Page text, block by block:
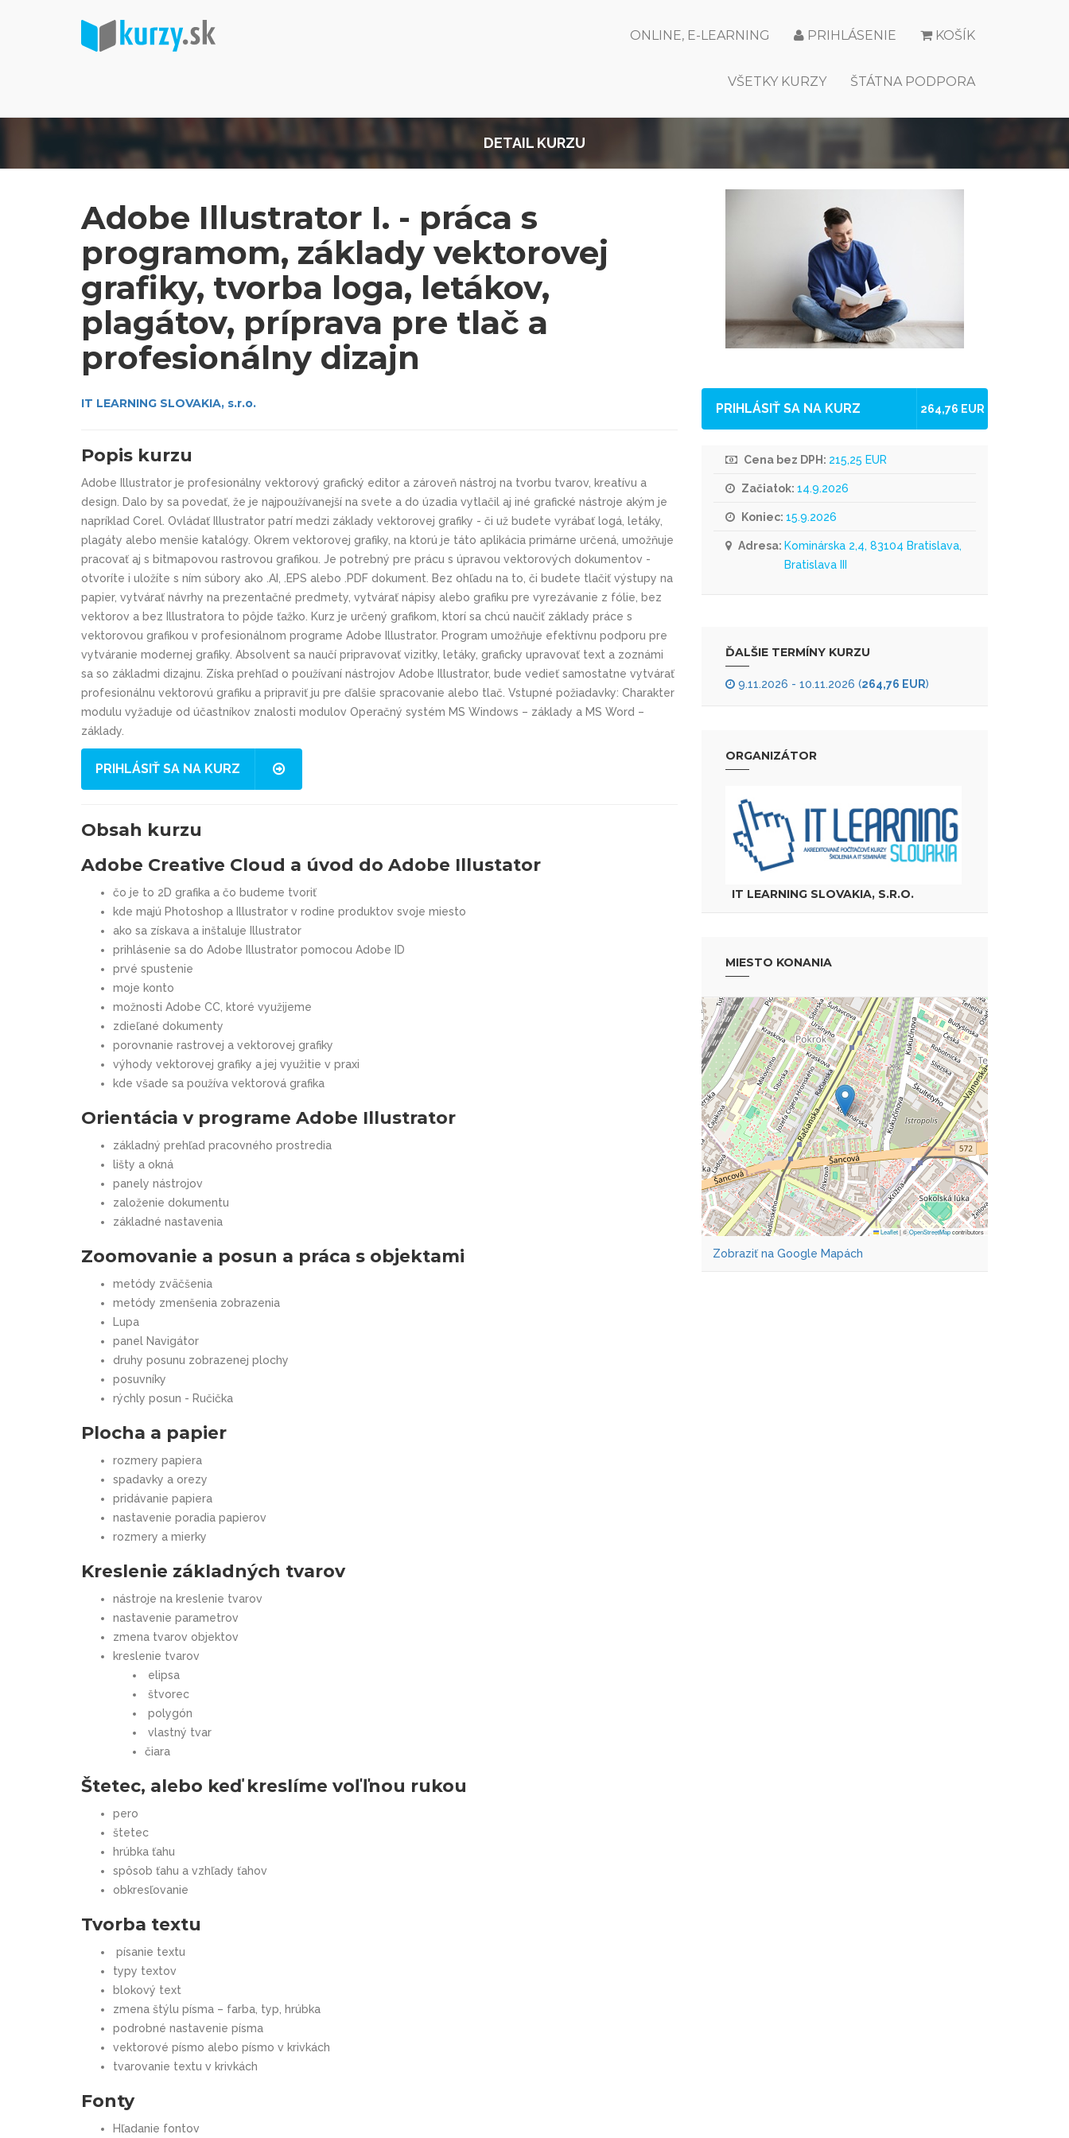
KOŠÍK
PRIHLÁSENIE
ONLINE, E-LEARNING
ŠTÁTNA PODPORA
VŠETKY KURZY
DETAIL KURZU
Adobe Illustrator I. - práca s
programom, základy vektorovej
grafiky, tvorba loga, letákov,
plagátov, príprava pre tlač a
profesionálny dizajn
IT LEARNING SLOVAKIA, s.r.o.
Popis kurzu
Adobe Illustrator je profesionálny vektorový grafický editor a zároveň nástroj na tvorbu tvarov, kreatívu a
design. Dalo by sa povedať, že je najpoužívanejší na svete a do úzadia vytlačil aj iné grafické nástroje akým je
napríklad Corel. Ovládať Illustrator patrí medzi základy vektorovej grafiky - či už budete vyrábať logá, letáky,
plagáty alebo menšie katalógy. Okrem vektorovej grafiky, na ktorú je táto aplikácia primárne určená, umožňuje
pracovať aj s bitmapovou rastrovou grafikou. Je potrebný pre prácu s úpravou vektorových dokumentov -
otvoríte i uložíte s ním súbory ako .AI, .EPS alebo .PDF dokument. Bez ohľadu na to, či budete tlačiť výstupy na
papier, vytvárať návrhy na prezentačné predmety, vytvárať nápisy alebo grafiku pre vyrezávanie z fólie, bez
vektorov a bez Illustratora to pôjde ťažko. Kurz je určený grafikom, ktorí sa chcú naučiť základy práce s
vektorovou grafikou v profesionálnom programe Adobe Illustrator. Program umožňuje efektívnu podporu pre
vytváranie modernej grafiky. Absolvent sa naučí pripravovať vizitky, letáky, graficky upravovať text a zoznámi
sa so základmi dizajnu. Získa prehľad o používaní nástrojov Adobe Illustrator, bude vedieť samostatne vytvárať
profesionálnu vektorovú grafiku a pripraviť ju pre ďalšie spracovanie alebo tlač. Vstupné požiadavky: Charakter
modulu vyžaduje od účastníkov znalosti modulov Operačný systém MS Windows – základy a MS Word –
základy.
PRIHLÁSIŤ SA NA KURZ
Obsah kurzu
Adobe Creative Cloud a úvod do Adobe Illustator
čo je to 2D grafika a čo budeme tvoriť
kde majú Photoshop a Illustrator v rodine produktov svoje miesto
ako sa získava a inštaluje Illustrator
prihlásenie sa do Adobe Illustrator pomocou Adobe ID
prvé spustenie
moje konto
možnosti Adobe CC, ktoré využijeme
zdieľané dokumenty
porovnanie rastrovej a vektorovej grafiky
výhody vektorovej grafiky a jej využitie v praxi
kde všade sa používa vektorová grafika
Orientácia v programe Adobe Illustrator
základný prehľad pracovného prostredia
lišty a okná
panely nástrojov
založenie dokumentu
základné nastavenia
Zoomovanie a posun a práca s objektami
metódy zväčšenia
metódy zmenšenia zobrazenia
Lupa
panel Navigátor
druhy posunu zobrazenej plochy
posuvníky
rýchly posun - Ručička
Plocha a papier
rozmery papiera
spadavky a orezy
pridávanie papiera
nastavenie poradia papierov
rozmery a mierky
Kreslenie základných tvarov
nástroje na kreslenie tvarov
nastavenie parametrov
zmena tvarov objektov
kreslenie tvarov
elipsa
štvorec
polygón
vlastný tvar
čiara
Štetec, alebo keď kreslíme voľľnou rukou
pero
štetec
hrúbka ťahu
spôsob ťahu a vzhľady ťahov
obkresľovanie
Tvorba textu
písanie textu
typy textov
blokový text
zmena štýlu písma – farba, typ, hrúbka
podrobné nastavenie písma
vektorové písmo alebo písmo v krivkách
tvarovanie textu v krivkách
Fonty
Hľadanie fontov
PRIHLÁSIŤ SA NA KURZ 264,76 EUR
Cena bez DPH: 215,25 EUR
Začiatok: 14.9.2026
Koniec: 15.9.2026
Adresa: Kominárska 2,4, 83104 Bratislava,
Bratislava III
ĎALŠIE TERMÍNY KURZU
9.11.2026 - 10.11.2026 (264,76 EUR)
ORGANIZÁTOR
IT LEARNING SLOVAKIA, S.R.O.
MIESTO KONANIA
Leaflet|©OpenStreetMapcontributors
Zobraziť na Google Mapách